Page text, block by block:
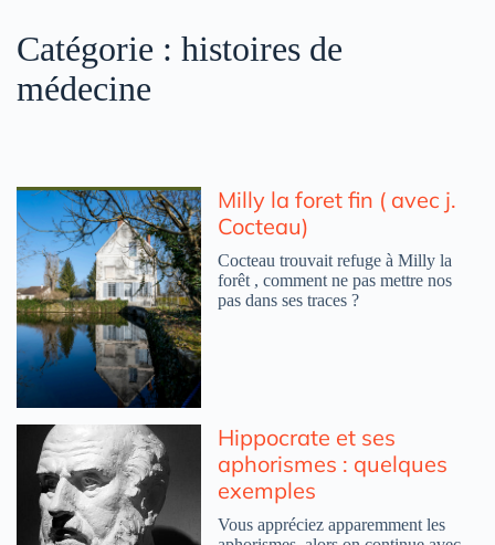
Catégorie : histoires de
médecine
Milly la foret fin ( avec j.
Cocteau)
Cocteau trouvait refuge à Milly la
forêt , comment ne pas mettre nos
pas dans ses traces ?
Hippocrate et ses
aphorismes : quelques
exemples
Vous appréciez apparemment les